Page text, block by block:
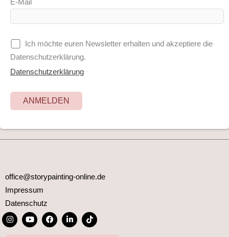
E-Mail
Ich möchte euren Newsletter erhalten und akzeptiere die
Datenschutzerklärung.
Datenschutzerklärung
office@storypainting-online.de
Impressum
Datenschutz
I
n
Y
o
F
a
L
i
T
i